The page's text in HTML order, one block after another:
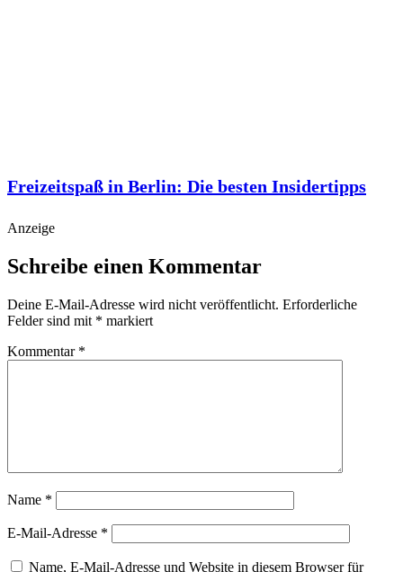
Freizeitspaß in Berlin: Die besten Insidertipps
Anzeige
Schreibe einen Kommentar
Deine E-Mail-Adresse wird nicht veröffentlicht. Erforderliche
Felder sind mit * markiert
Kommentar *
Name *
E-Mail-Adresse *
Name, E-Mail-Adresse und Website in diesem Browser für